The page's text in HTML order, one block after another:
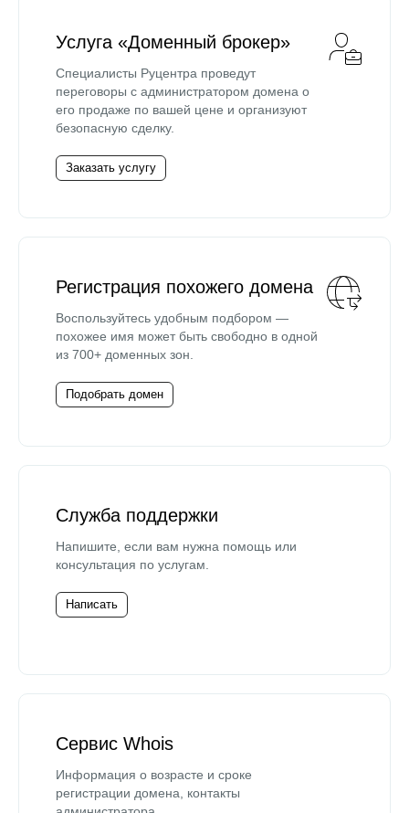
Услуга «Доменный брокер»
Специалисты Руцентра проведут
переговоры с администратором домена о
его продаже по вашей цене и организуют
безопасную сделку.
Заказать услугу
Регистрация похожего домена
Воспользуйтесь удобным подбором —
похожее имя может быть свободно в одной
из 700+ доменных зон.
Подобрать домен
Служба поддержки
Напишите, если вам нужна помощь или
консультация по услугам.
Написать
Сервис Whois
Информация о возрасте и сроке
регистрации домена, контакты